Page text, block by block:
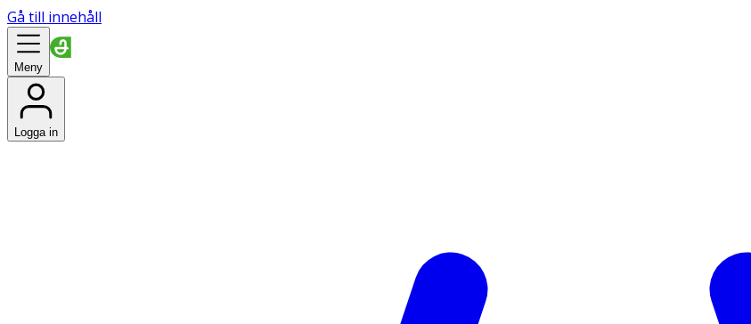
Gå till innehåll
Meny
Logga in